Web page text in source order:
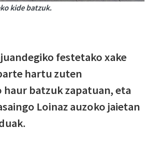
kide batzuk.
festetako xake
hartu zuten
haur batzuk zapatuan, eta
Loinaz auzoko jaietan